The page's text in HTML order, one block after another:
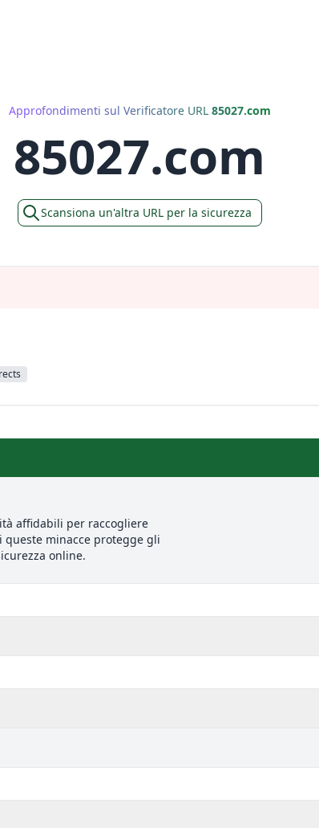
Approfondimenti sul Verificatore URL 85027.com
85027.com
Scansiona un'altra URL per la sicurezza
affidabili per raccogliere
minacce protegge gli
online.